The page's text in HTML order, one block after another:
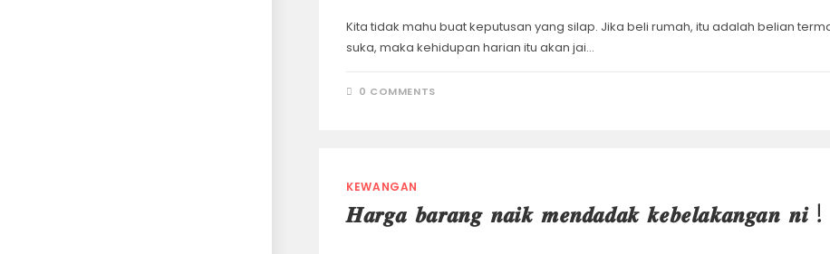
Kita tidak mahu buat keputusan yang silap. Jika beli rumah, itu adalah belian
suka, maka kehidupan harian itu akan jai…
0 COMMENTS
KEWANGAN
𝑯𝒂𝒓𝒈𝒂 𝒃𝒂𝒓𝒂𝒏𝒈 𝒏𝒂𝒊𝒌 𝒎𝒆𝒏𝒅𝒂𝒅𝒂𝒌 𝒌𝒆𝒃𝒆𝒍𝒂𝒌𝒂𝒏𝒈𝒂𝒏 𝒏𝒊 !